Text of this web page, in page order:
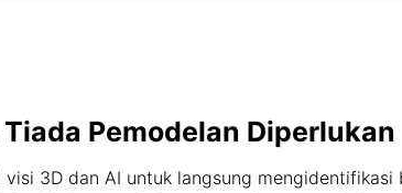
Pemodelan Diperlukan
3D dan AI untuk langsung